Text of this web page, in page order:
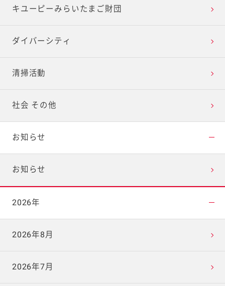
キユーピーみらいたまご財団
ダイバーシティ
清掃活動
社会 その他
お知らせ
お知らせ
2026年
2026年8月
2026年7月